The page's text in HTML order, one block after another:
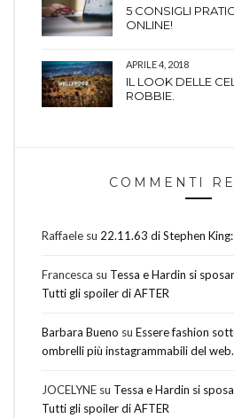
5 CONSIGLI
ONLINE!
APRILE 4, 2018
IL LOOK DELLE
ROBBIE.
COMMENTI
Raffaele su 22.11.63 di Stephen
Francesca su Tessa e Hardin si
Tutti gli spoiler di AFTER
Barbara Bueno su Essere fashion
ombrelli più instagrammabili del web.
JOCELYNE su Tessa e Hardin si
Tutti gli spoiler di AFTER